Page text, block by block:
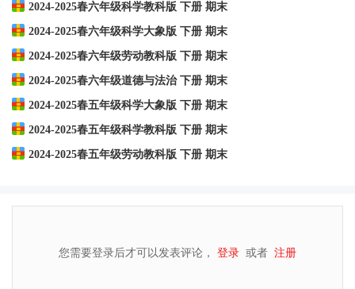
2024-2025春六年级科学教科版 下册 期末
2024-2025春六年级科学大象版 下册 期末
2024-2025春六年级劳动教科版 下册 期末
2024-2025春六年级道德与法治 下册 期末
2024-2025春五年级科学大象版 下册 期末
2024-2025春五年级科学教科版 下册 期末
2024-2025春五年级劳动教科版 下册 期末
您需要登录后才可以发表评论， 登录 或者 注册